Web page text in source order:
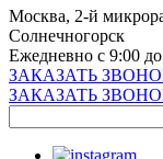
Москва, 2-й
Солнечногорск
Ежедневно с 9:00
ЗАКАЗАТЬ
ЗАКАЗАТЬ